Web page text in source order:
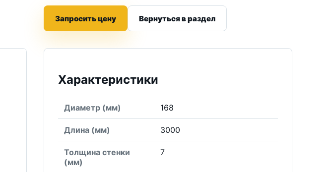
Запросить цену Вернуться в раздел
Характеристики
Диаметр (мм) 168
Длина (мм) 3000
Толщина стенки
(мм)
7